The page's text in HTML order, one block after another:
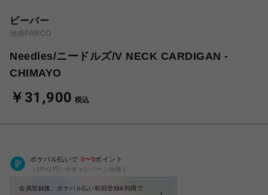
ビーバー
池袋PARCO
Needles/ニードルズ/V NECK CARDIGAN -
CHIMAYO
￥31,900 税込
ポケパル払いで 0〜0ポイント
（1P=1円）※キャンペーン分除く
会員登録後、ポケパル払い初回登録&利用で